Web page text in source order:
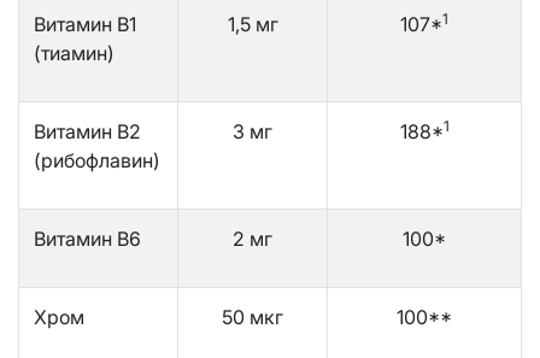
Витамин В1
(тиамин)
1,5 мг 107*1
Витамин В2
(рибофлавин)
3 мг 188*1
Витамин В6 2 мг 100*
Хром 50 мкг 100**